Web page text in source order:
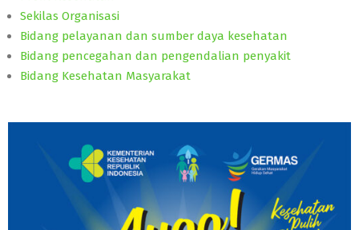
Sekilas Organisasi
Bidang pelayanan dan sumber daya kesehatan
Bidang pencegahan dan pengendalian penyakit
Bidang Kesehatan Masyarakat